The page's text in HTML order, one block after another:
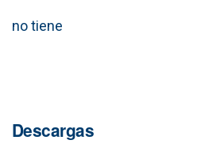
no tiene
Descargas